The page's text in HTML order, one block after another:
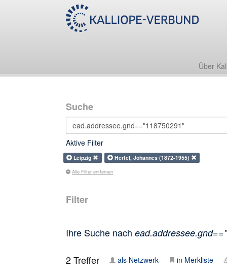
Über
Suche
Aktive Filter
Leipzig Hertel, Johannes (1872-1955)
Alle Filter entfernen
Filter
Ihre Suche nach
2Treffer als Netzwerk in Merkliste